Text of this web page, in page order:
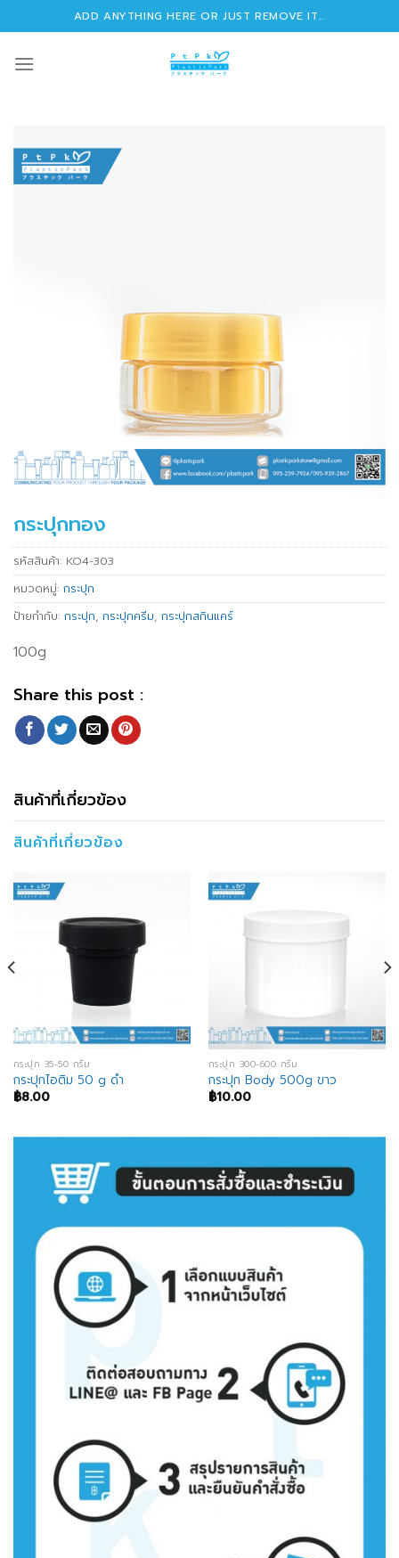
to
content
ADD ANYTHING HERE OR JUST REMOVE IT...
กระปุกทอง
รหัสสินค้า: KO4-303
หมวดหมู่: กระปุก
ป้ายกำกับ: กระปุก, กระปุกครีม, กระปุกสกินแคร์
100g
Share this post :
สินค้าที่เกี่ยวข้อง
สินค้าที่เกี่ยวข้อง
กระปุก 35-50 กรัม
กระปุกไอติม 50 g ดำ
฿8.00
กระปุก 300-600 กรัม
กระปุก Body 500g ขาว
฿10.00